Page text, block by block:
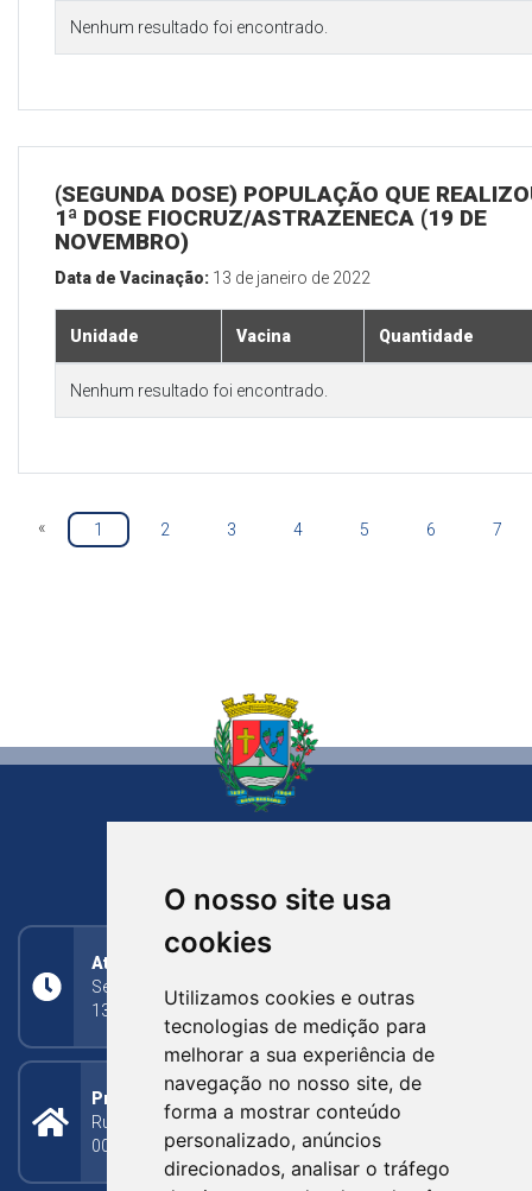
O nosso site usa
cookies
Utilizamos cookies e outras
tecnologias de medição para
melhorar a sua experiência de
navegação no nosso site, de
forma a mostrar conteúdo
personalizado, anúncios
direcionados, analisar o tráfego
Nenhum resultado foi encontrado.
(SEGUNDA DOSE) POPULAÇÃO QUE
1ª DOSE FIOCRUZ/ASTRAZENECA (19 DE
NOVEMBRO)
Data de Vacinação: 13 de janeiro de 2022
Unidade Vacina Quantidade
Nenhum resultado foi encontrado.
« 1 2 3 4 5 6 7
Atendimento
Segunda a Sexta: 8h às 11h30min (manhã);
13h30min às 17h (tarde)
Prefeitura Municipal
Rua Silva Jardim, 505 - Bairro Centro - CEP: 95340-
000